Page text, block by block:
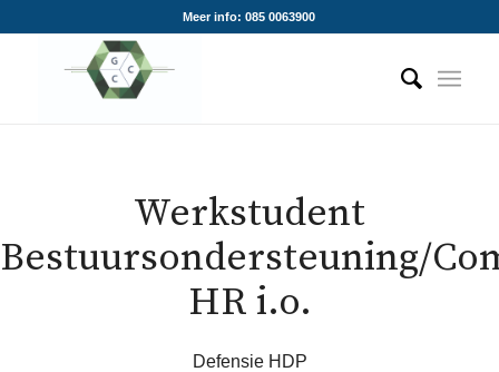
Meer info: 085 0063900
Werkstudent
Bestuursondersteuning/
HR i.o.
Defensie HDP